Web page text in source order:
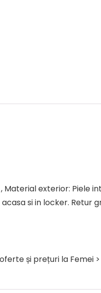
, Material exterior: Piele
si in locker. Retur
și prețuri la Femei